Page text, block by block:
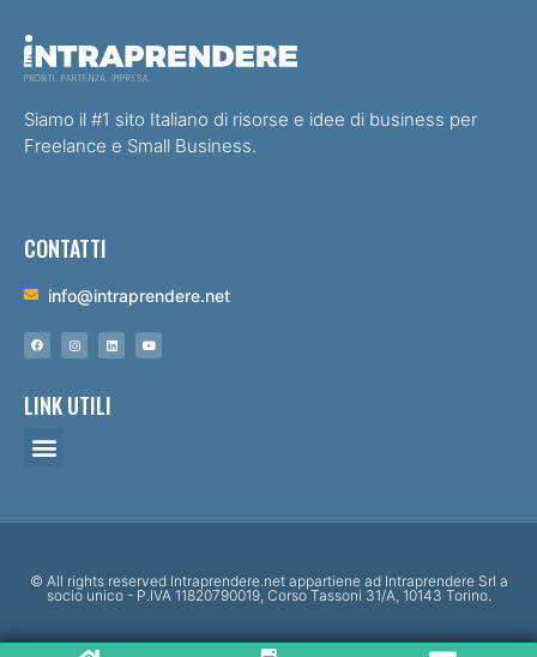
Siamo il #1 sito Italiano di risorse e idee di business per
Freelance e Small Business.
CONTATTI
info@intraprendere.net
LINK UTILI
© All rights reserved Intraprendere.net appartiene ad Intraprendere Srl a
socio unico - P.IVA 11820790019, Corso Tassoni 31/A, 10143 Torino.